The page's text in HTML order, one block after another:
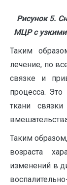
Рисунок 5.
МЦР с узкими
Таким
лечение, по
связке и
процесса.
ткани
Таким
возраста
изменений в